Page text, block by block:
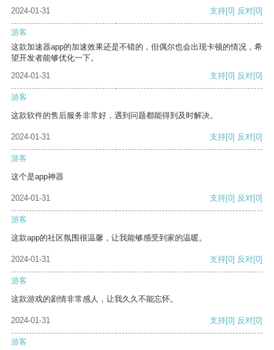
2024-01-31
支持[0] 反对[0]
游客
这款加速器app的加速效果还是不错的，但偶尔也会出现卡顿的情况，希
望开发者能够优化一下。
2024-01-31
支持[0] 反对[0]
游客
这款软件的售后服务非常好，遇到问题都能得到及时解决。
2024-01-31 支持[0] 反对[0]
游客
这个是app神器
2024-01-31 支持[0] 反对[0]
游客
这款app的社区氛围很温馨，让我能够感受到家的温暖。
2024-01-31 支持[0] 反对[0]
游客
这款游戏的剧情非常感人，让我久久不能忘怀。
2024-01-31 支持[0] 反对[0]
游客